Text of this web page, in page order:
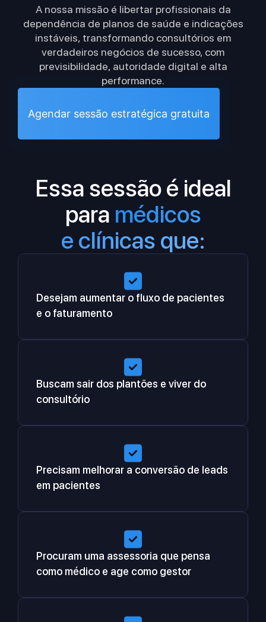
A nossa missão é libertar profissionais da
dependência de planos de saúde e indicações
instáveis, transformando consultórios em
verdadeiros negócios de sucesso, com
previsibilidade, autoridade digital e alta
performance.
Agendar sessão estratégica gratuita
Essa sessão é ideal
para médicos
e clínicas que:
Desejam aumentar o fluxo de pacientes
e o faturamento
Buscam sair dos plantões e viver do
consultório
Precisam melhorar a conversão de leads
em pacientes
Procuram uma assessoria que pensa
como médico e age como gestor